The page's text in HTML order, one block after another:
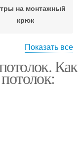
на монтажный
крюк
Люстры на
потолок
Показать все
Как